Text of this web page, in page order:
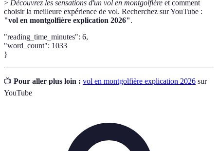
> Découvrez les sensations d'un vol en montgolfière et comment
choisir la meilleure expérience de vol. Recherchez sur YouTube :
"vol en montgolfière explication 2026".
"reading_time_minutes": 6,
"word_count": 1033
}
📺 Pour aller plus loin : vol en montgolfière explication 2026 sur
YouTube